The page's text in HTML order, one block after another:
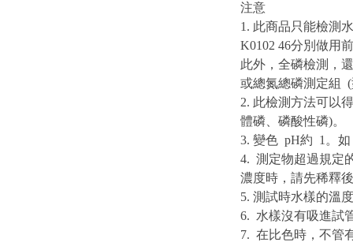
注意
1. 此商品只能檢測
K0102 46分別做用
此外，全磷檢測，
或總氮總磷測定組
2. 此檢測方法可以
體磷、磷酸性磷)。
3. 變色 pH約 1。如
4. 測定物超過規定
濃度時，請先稀釋
5. 測試時水樣的溫
6. 水樣沒有吸進試
7. 在比色時，不管